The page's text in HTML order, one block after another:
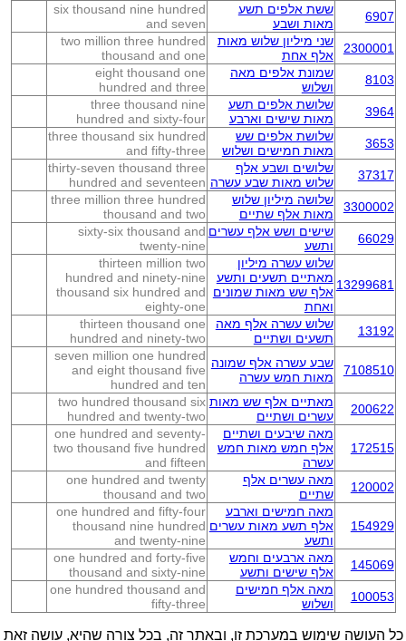
6907
ששת אלפים תשע
מאות ושבע
six thousand nine hundred
and seven
2300001
שני מיליון שלוש מאות
אלף אחת
two million three hundred
thousand and one
8103
שמונת אלפים מאה
ושלוש
eight thousand one
hundred and three
3964
שלושת אלפים תשע
מאות שישים וארבע
three thousand nine
hundred and sixty-four
3653
שלושת אלפים שש
מאות חמישים ושלוש
three thousand six hundred
and fifty-three
37317
שלושים ושבע אלף
שלוש מאות שבע עשרה
thirty-seven thousand three
hundred and seventeen
3300002
שלושה מיליון שלוש
מאות אלף שתיים
three million three hundred
thousand and two
66029
שישים ושש אלף עשרים
ותשע
sixty-six thousand and
twenty-nine
13299681
שלוש עשרה מיליון
מאתיים תשעים ותשע
אלף שש מאות שמונים
ואחת
thirteen million two
hundred and ninety-nine
thousand six hundred and
eighty-one
13192
שלוש עשרה אלף מאה
תשעים ושתיים
thirteen thousand one
hundred and ninety-two
7108510
שבע עשרה אלף שמונה
מאות חמש עשרה
seven million one hundred
and eight thousand five
hundred and ten
200622
מאתיים אלף שש מאות
עשרים ושתיים
two hundred thousand six
hundred and twenty-two
172515
מאה שיבעים ושתיים
אלף חמש מאות חמש
עשרה
one hundred and seventy-
two thousand five hundred
and fifteen
120002
מאה עשרים אלף
שתיים
one hundred and twenty
thousand and two
154929
מאה חמישים וארבע
אלף תשע מאות עשרים
ותשע
one hundred and fifty-four
thousand nine hundred
and twenty-nine
145069
מאה ארבעים וחמש
אלף שישים ותשע
one hundred and forty-five
thousand and sixty-nine
100053
מאה אלף חמישים
ושלוש
one hundred thousand and
fifty-three
כל העושה שימוש במערכת זו, ובאתר זה, בכל צורה שהיא, עושה זאת